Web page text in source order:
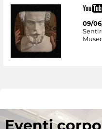
09/
Eventi